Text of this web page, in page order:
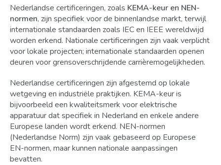
Nederlandse certificeringen, zoals KEMA-keur en NEN-
normen, zijn specifiek voor de binnenlandse markt, terwijl
internationale standaarden zoals IEC en IEEE wereldwijd
worden erkend. Nationale certificeringen zijn vaak verplicht
voor lokale projecten; internationale standaarden openen
deuren voor grensoverschrijdende carrièremogelijkheden.
Nederlandse certificeringen zijn afgestemd op lokale
wetgeving en industriële praktijken. KEMA-keur is
bijvoorbeeld een kwaliteitsmerk voor elektrische
apparatuur dat specifiek in Nederland en enkele andere
Europese landen wordt erkend. NEN-normen
(Nederlandse Norm) zijn vaak gebaseerd op Europese
EN-normen, maar kunnen nationale aanpassingen
bevatten.